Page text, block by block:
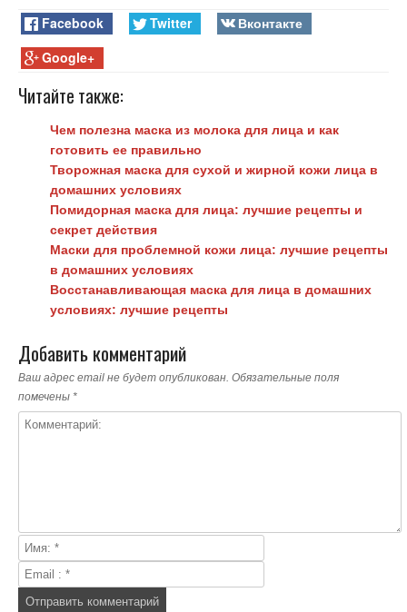
Facebook Twitter
Вконтакте
Google+
Читайте также:
Чем полезна маска из молока для лица и как
готовить ее правильно
Творожная маска для сухой и жирной кожи лица в
домашних условиях
Помидорная маска для лица: лучшие рецепты и
секрет действия
Маски для проблемной кожи лица: лучшие рецепты
в домашних условиях
Восстанавливающая маска для лица в домашних
условиях: лучшие рецепты
Добавить комментарий
Ваш адрес email не будет опубликован. Обязательные поля
помечены *